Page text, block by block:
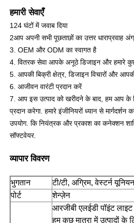
एलईडी मेष प्रदर्शन
पारदर्शी फिल्म स्क्रीन का नेतृत्व किया
पारदर्शी एलईडी डिस्प्ले
ड्रोन उड़ने वाली एलईडी स्क्रीन
होलोग्राफिक एलईडी स्क्रीन
एलईडी ग्रिल स्क्रीन
हमारी सेवाएँ
124 घंटों में जवाब दिया
2आप अपनी सभी पूछताछों का उत्तर धाराप्रवाह
3. OEM और ODM का स्वागत है
4. वितरक सेवा आपके अनूठे डिजाइन और हमारे
5. आपकी बिक्री क्षेत्र, डिजाइन विचारों और
6. आजीवन वारंटी प्रदान करें
7. आप इस उत्पाद को खरीदने के बाद, हम आप के
प्रदान करेगा. हमारे इंजीनियरों ध्यान से मार्गदर्शन
उपयोग. कि नियंत्रक और प्रकाश का कनेक्शन
सॉफ्टवेयर.
व्यापार विवरण
भुगतान
टी/टी, अग्रिम, वेस्टर्न
पोर्ट
शेन्ज़ेन
आरजीबी एलईडी पॉइंट
हम कुछ मात्रा में उत्पादों के